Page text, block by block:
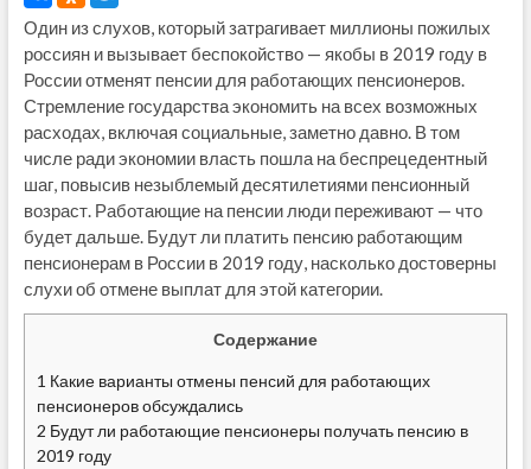
Один из слухов, который затрагивает миллионы пожилых
россиян и вызывает беспокойство — якобы в 2019 году в
России отменят пенсии для работающих пенсионеров.
Стремление государства экономить на всех возможных
расходах, включая социальные, заметно давно. В том
числе ради экономии власть пошла на беспрецедентный
шаг, повысив незыблемый десятилетиями пенсионный
возраст. Работающие на пенсии люди переживают — что
будет дальше. Будут ли платить пенсию работающим
пенсионерам в России в 2019 году, насколько достоверны
слухи об отмене выплат для этой категории.
Содержание
1 Какие варианты отмены пенсий для работающих
пенсионеров обсуждались
2 Будут ли работающие пенсионеры получать пенсию в
2019 году